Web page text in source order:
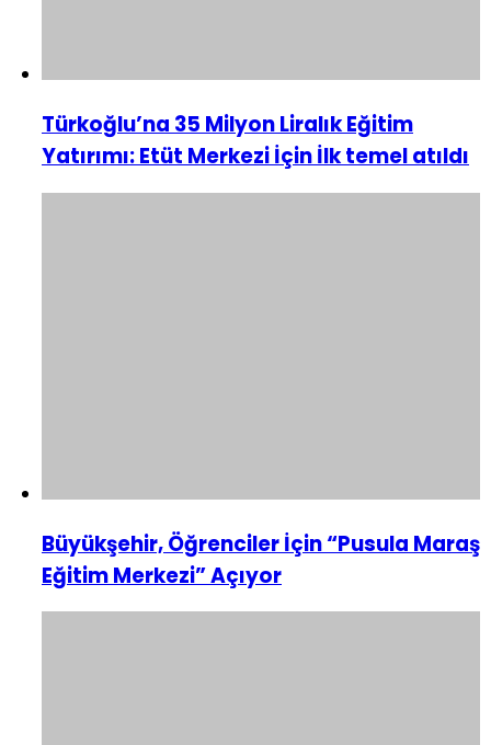
Türkoğlu’na 35 Milyon Liralık Eğitim
Yatırımı: Etüt Merkezi İçin İlk temel atıldı
Büyükşehir, Öğrenciler İçin “Pusula Maraş
Eğitim Merkezi” Açıyor